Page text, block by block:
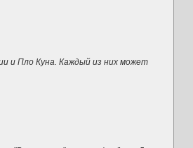
и Пло Куна. Каждый из них может